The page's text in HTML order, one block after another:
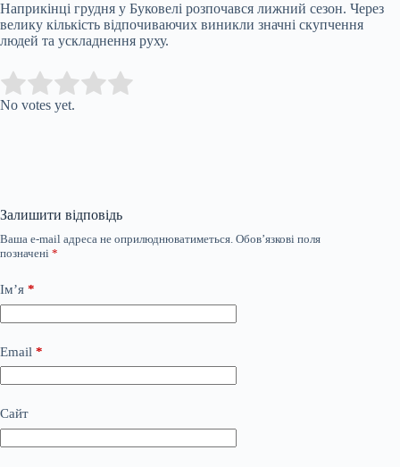
Наприкінці грудня у Буковелі розпочався лижний сезон. Через
велику кількість відпочиваючих виникли значні скупчення
людей та ускладнення руху.
Rate this item:
No votes yet.
Залишити відповідь
Ваша e-mail адреса не оприлюднюватиметься. Обов’язкові поля
позначені *
Ім’я *
Email *
Сайт